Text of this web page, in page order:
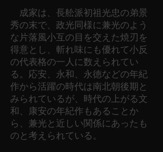
成家は、長舩派初祖光忠の弟景
秀の末で、政光同様に兼光のよう
な片落風小互の目を交えた焼刃を
得意とし、斬れ味にも優れて小反
の代表格の一人に数えられてい
る。応安、永和、永徳などの年紀
作から活躍の時代は南北朝後期と
みられているが、時代の上がる文
和、康安の年紀作もあることか
ら、兼光と近しい関係にあったも
のと考えられている。